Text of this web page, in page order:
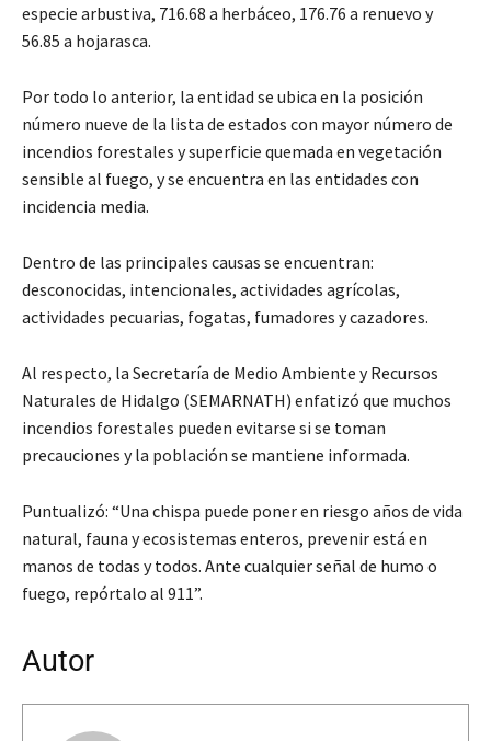
especie arbustiva, 716.68 a herbáceo, 176.76 a renuevo y
56.85 a hojarasca.
Por todo lo anterior, la entidad se ubica en la posición
número nueve de la lista de estados con mayor número de
incendios forestales y superficie quemada en vegetación
sensible al fuego, y se encuentra en las entidades con
incidencia media.
Dentro de las principales causas se encuentran:
desconocidas, intencionales, actividades agrícolas,
actividades pecuarias, fogatas, fumadores y cazadores.
Al respecto, la Secretaría de Medio Ambiente y Recursos
Naturales de Hidalgo (SEMARNATH) enfatizó que muchos
incendios forestales pueden evitarse si se toman
precauciones y la población se mantiene informada.
Puntualizó: “Una chispa puede poner en riesgo años de vida
natural, fauna y ecosistemas enteros, prevenir está en
manos de todas y todos. Ante cualquier señal de humo o
fuego, repórtalo al 911”.
Autor